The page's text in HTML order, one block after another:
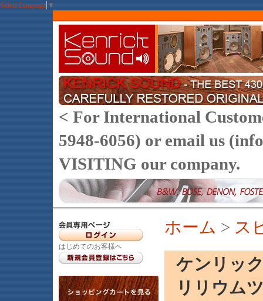
Select Language ▼
< For International
5948-6056) or email us
VISITING our company.
はじめてのお客様へ
ホーム > ス
ケンリッ
リリウム